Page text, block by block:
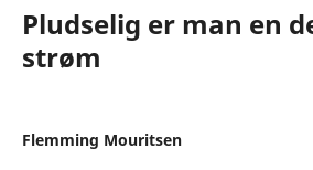
Pludselig er man en
strøm
Flemming Mouritsen